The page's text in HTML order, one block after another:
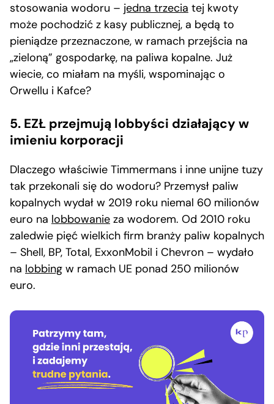
stosowania wodoru – jedna trzecia tej kwoty
może pochodzić z kasy publicznej, a będą to
pieniądze przeznaczone, w ramach przejścia na
„zieloną” gospodarkę, na paliwa kopalne. Już
wiecie, co miałam na myśli, wspominając o
Orwellu i Kafce?
5. EZŁ przejmują lobbyści działający w
imieniu korporacji
Dlaczego właściwie Timmermans i inne unijne tuzy
tak przekonali się do wodoru? Przemysł paliw
kopalnych wydał w 2019 roku niemal 60 milionów
euro na lobbowanie za wodorem. Od 2010 roku
zaledwie pięć wielkich firm branży paliw kopalnych
– Shell, BP, Total, ExxonMobil i Chevron – wydało
na lobbing w ramach UE ponad 250 milionów
euro.